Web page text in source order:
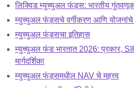
लिक्विड म्युच्युअल फंड्स: भारतीय
म्युच्युअल फंड्सचे वर्गीकरण आणि योजनांचे
म्युच्युअल फंड्सचा इतिहास
म्युच्युअल फंड भारतात 2026: प्रकार,
मार्गदर्शिका
म्युच्युअल फंड्समधील NAV चे महत्त्व